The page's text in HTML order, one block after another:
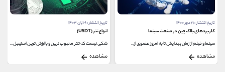
تاریخ انتشار : ۲۱ مهر ۱۴۰۰
کاربردهای بلاک چین در صنعت سینما
سینما و فیلم از زمان پیدایش تا به امروز عضوی از...
مشاهده
تاریخ انتشار : ۹ آبان ۱۴۰۳
انواع تتر (USDT)
شکی نیست که تتر محبوب ترین و با ارزش ترین استیبل...
مشاهده